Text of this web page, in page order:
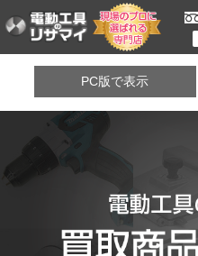
PC版で表示